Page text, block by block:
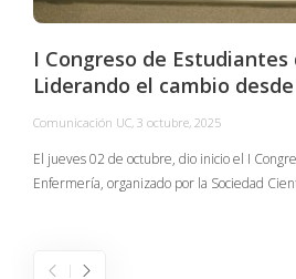
I Congreso de
Liderando el cambio
Comunicación UC, 3 octubre, 2025
El jueves 02 de octubre, dio inicio el I
Enfermería, organizado por la Sociedad